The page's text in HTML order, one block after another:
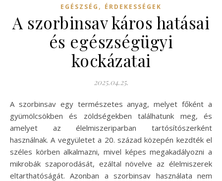
EGÉSZSÉG , ÉRDEKESSÉGEK
A szorbinsav káros hatásai
és egészségügyi
kockázatai
2025.04.25.
A szorbinsav egy természetes anyag, melyet főként a
gyümölcsökben és zöldségekben találhatunk meg, és
amelyet az élelmiszeriparban tartósítószerként
használnak. A vegyületet a 20. század közepén kezdték el
széles körben alkalmazni, mivel képes megakadályozni a
mikrobák szaporodását, ezáltal növelve az élelmiszerek
eltarthatóságát. Azonban a szorbinsav használata nem